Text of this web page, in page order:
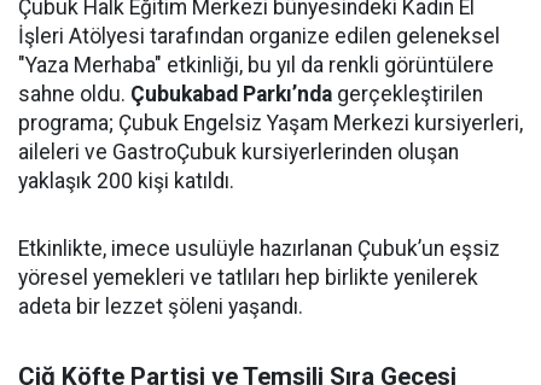
Çubuk Halk Eğitim Merkezi bünyesindeki Kadın El
İşleri Atölyesi tarafından organize edilen geleneksel
"Yaza Merhaba" etkinliği, bu yıl da renkli görüntülere
sahne oldu. Çubukabad Parkı’nda gerçekleştirilen
programa; Çubuk Engelsiz Yaşam Merkezi kursiyerleri,
aileleri ve GastroÇubuk kursiyerlerinden oluşan
yaklaşık 200 kişi katıldı.
Etkinlikte, imece usulüyle hazırlanan Çubuk’un eşsiz
yöresel yemekleri ve tatlıları hep birlikte yenilerek
adeta bir lezzet şöleni yaşandı.
Çiğ Köfte Partisi ve Temsili Sıra Gecesi